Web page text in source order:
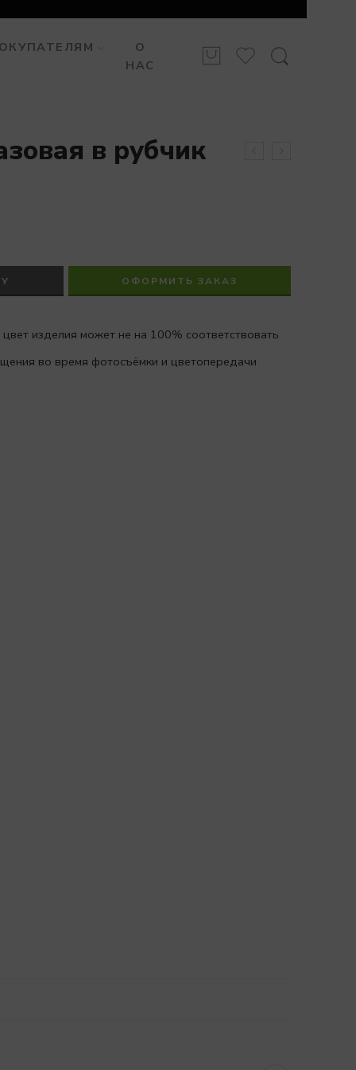
О
НАС
в рубчик
ОФОРМИТЬ ЗАКАЗ
изделия может не на 100% соответствовать
во время фотосъёмки и цветопередачи